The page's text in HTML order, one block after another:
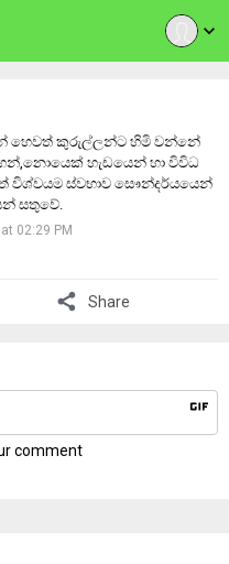
expand_more
හෙවත් කුරුල්ලන්ට හිමි වන්නේ
හැඩයෙන් හා විවිධ
විශ්වයම ස්වභාව සෞන්දර්යයෙන්
සතුවේ.
02:29 PM
share Share
gif
comment